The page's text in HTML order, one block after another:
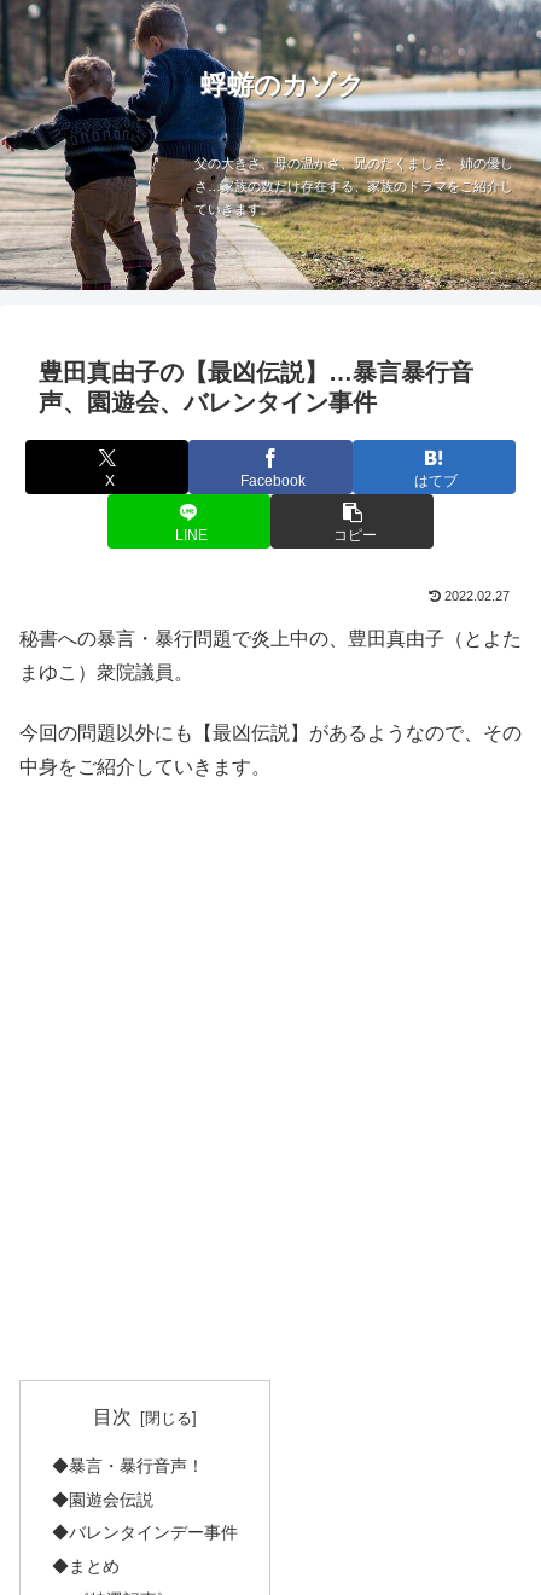
蜉蝣のカゾク
父の大きさ、母の温かさ、兄のたくましさ、姉の優し
さ…家族の数だけ存在する、家族のドラマをご紹介し
ていきます。
豊田真由子の【最凶伝説】…暴言暴行音
声、園遊会、バレンタイン事件
X Facebook はてブ
LINE コピー
2022.02.27
秘書への暴言・暴行問題で炎上中の、豊田真由子（とよた
まゆこ）衆院議員。
今回の問題以外にも【最凶伝説】があるようなので、その
中身をご紹介していきます。
目次
◆暴言・暴行音声！
◆園遊会伝説
◆バレンタインデー事件
◆まとめ